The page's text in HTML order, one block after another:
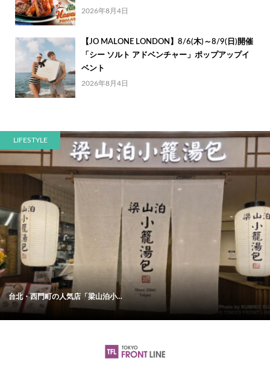
2026年8月4日
【JO MALONE LONDON】8/6(木)～8/9(日)開催
「シー ソルト アドベンチャー」ポップアップイ
ベント
2026年8月4日
LIFESTYLE
台北・西門町の人気店「梁山泊小...